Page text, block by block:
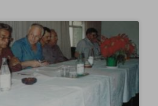
Sicredi Vale do São Lourenço MT
Sicredi Vale do Cerrado MT
Sicredi Vale GO
Sicredi Fronteira Sul RS